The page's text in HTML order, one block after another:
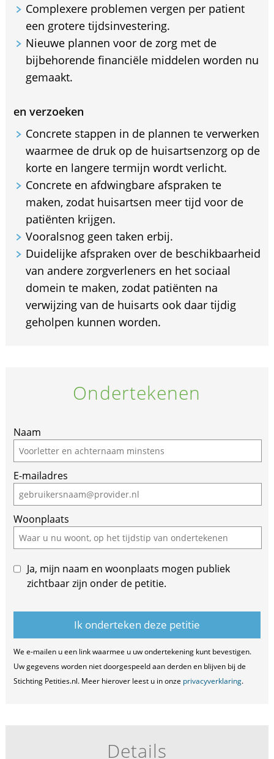
Complexere problemen vergen per patient
een grotere tijdsinvestering.
Nieuwe plannen voor de zorg met de
bijbehorende financiële middelen worden nu
gemaakt.
en verzoeken
Concrete stappen in de plannen te verwerken
waarmee de druk op de huisartsenzorg op de
korte en langere termijn wordt verlicht.
Concrete en afdwingbare afspraken te
maken, zodat huisartsen meer tijd voor de
patiënten krijgen.
Vooralsnog geen taken erbij.
Duidelijke afspraken over de beschikbaarheid
van andere zorgverleners en het sociaal
domein te maken, zodat patiënten na
verwijzing van de huisarts ook daar tijdig
geholpen kunnen worden.
Ondertekenen
Naam
E-mailadres
Woonplaats
Ja, mijn naam en woonplaats mogen publiek
zichtbaar zijn onder de petitie.
We e-mailen u een link waarmee u uw ondertekening kunt bevestigen.
Uw gegevens worden niet doorgespeeld aan derden en blijven bij de
Stichting Petities.nl. Meer hierover leest u in onze privacyverklaring.
Details